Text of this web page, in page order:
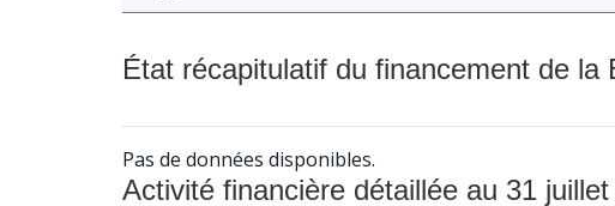
État récapitulatif du financement de
Pas de données disponibles.
Activité financière détaillée au 31